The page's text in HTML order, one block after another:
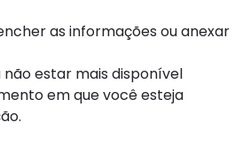
as informações ou anexar
estar mais disponível
em que você esteja